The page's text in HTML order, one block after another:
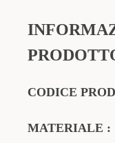
CODICE
MATERIALE :